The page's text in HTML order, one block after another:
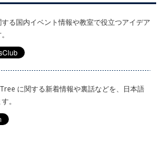
る国内イベント情報や教室で役立つアイデア
に関する新着情報や裏話などを、日本語
。